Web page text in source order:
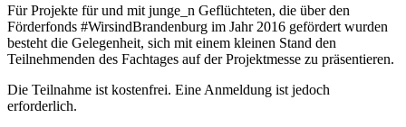
Für Projekte für und mit junge_n Geflüchteten, die über den
Förderfonds #WirsindBrandenburg im Jahr 2016 gefördert wurden
besteht die Gelegenheit, sich mit einem kleinen Stand den
Teilnehmenden des Fachtages auf der Projektmesse zu präsentieren.
Die Teilnahme ist kostenfrei. Eine Anmeldung ist jedoch
erforderlich.